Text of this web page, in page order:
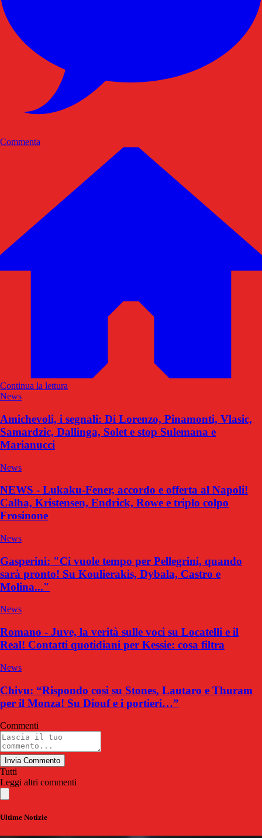
Commenta
Continua la lettura
News
Amichevoli, i segnali: Di Lorenzo, Pinamonti, Vlasic,
Samardzic, Dallinga, Solet e stop Sulemana e
Marianucci
News
NEWS - Lukaku-Fener, accordo e offerta al Napoli!
Calha, Kristensen, Endrick, Rowe e triplo colpo
Frosinone
News
Gasperini: "Ci vuole tempo per Pellegrini, quando
sarà pronto! Su Koulierakis, Dybala, Castro e
Molina..."
News
Romano - Juve, la verità sulle voci su Locatelli e il
Real! Contatti quotidiani per Kessie: cosa filtra
News
Chivu: “Rispondo così su Stones, Lautaro e Thuram
per il Monza! Su Diouf e i portieri…”
Commenti
Invia Commento
Tutti
Leggi altri commenti
Ultime Notizie